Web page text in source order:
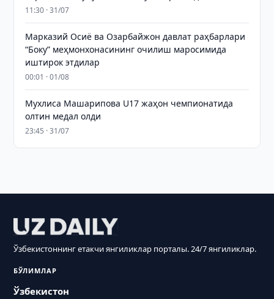
11:30 · 31/07
Марказий Осиё ва Озарбайжон давлат раҳбарлари
“Боку” меҳмонхонасининг очилиш маросимида
иштирок этдилар
00:01 · 01/08
Мухлиса Машарипова U17 жаҳон чемпионатида
олтин медал олди
23:45 · 31/07
Ўзбекистоннинг етакчи янгиликлар порталы. 24/7 янгиликлар.
БЎЛИМЛАР
Ўзбекистон